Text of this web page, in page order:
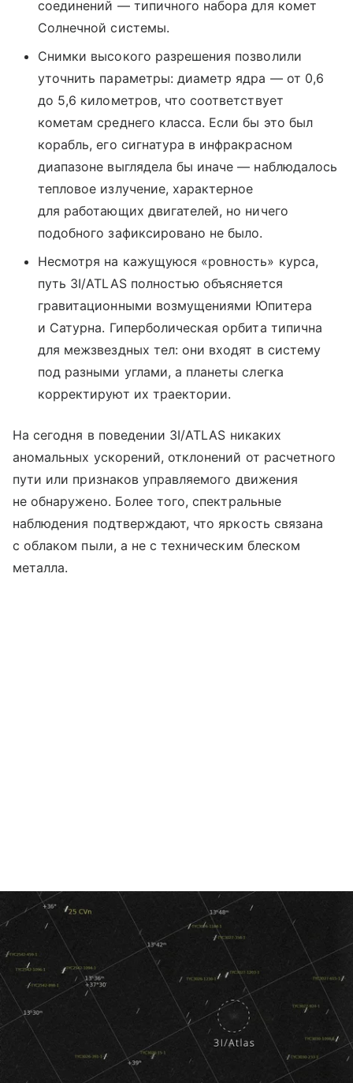
соединений — типичного набора для комет
Солнечной системы.
Снимки высокого разрешения позволили
уточнить параметры: диаметр ядра — от 0,6
до 5,6 километров, что соответствует
кометам среднего класса. Если бы это был
корабль, его сигнатура в инфракрасном
диапазоне выглядела бы иначе — наблюдалось
тепловое излучение, характерное
для работающих двигателей, но ничего
подобного зафиксировано не было.
Несмотря на кажущуюся «ровность» курса,
путь 3I/ATLAS полностью объясняется
гравитационными возмущениями Юпитера
и Сатурна. Гиперболическая орбита типична
для межзвездных тел: они входят в систему
под разными углами, а планеты слегка
корректируют их траектории.
На сегодня в поведении 3I/ATLAS никаких
аномальных ускорений, отклонений от расчетного
пути или признаков управляемого движения
не обнаружено. Более того, спектральные
наблюдения подтверждают, что яркость связана
с облаком пыли, а не с техническим блеском
металла.